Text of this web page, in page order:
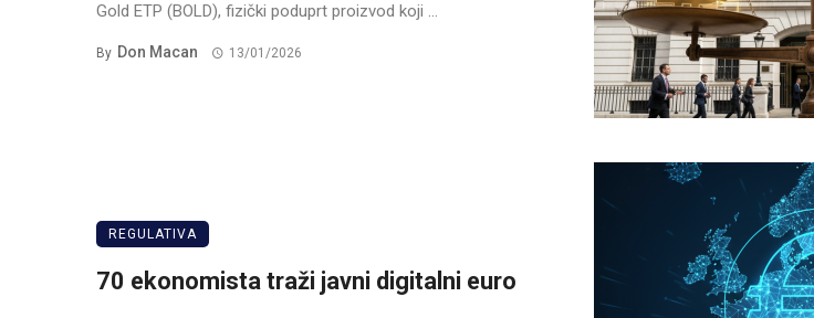
Gold ETP (BOLD), fizički poduprt proizvod koji ...
By Don Macan 13/01/2026
REGULATIVA
70 ekonomista traži javni digitalni euro